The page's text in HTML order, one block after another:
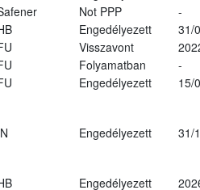
Not PPP
-
Engedélyezett
31/
Visszavont
Folyamatban
-
Engedélyezett
15/
Engedélyezett 31/
Engedélyezett